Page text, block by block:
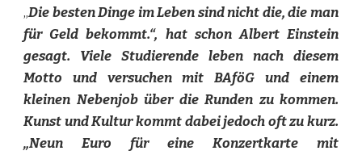
„Die besten Dinge im Leben sind nicht die, die man
für Geld bekommt.“, hat schon Albert Einstein
gesagt. Viele Studierende leben nach diesem
Motto und versuchen mit BAföG und einem
kleinen Nebenjob über die Runden zu kommen.
Kunst und Kultur kommt dabei jedoch oft zu kurz.
„Neun Euro für eine Konzertkarte mit